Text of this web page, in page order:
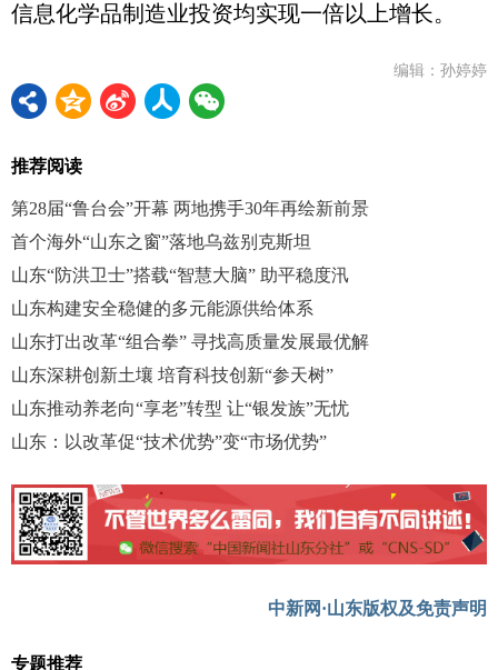
信息化学品制造业投资均实现一倍以上增长。
编辑：孙婷婷
推荐阅读
第28届“鲁台会”开幕 两地携手30年再绘新前景
首个海外“山东之窗”落地乌兹别克斯坦
山东“防洪卫士”搭载“智慧大脑” 助平稳度汛
山东构建安全稳健的多元能源供给体系
山东打出改革“组合拳” 寻找高质量发展最优解
山东深耕创新土壤 培育科技创新“参天树”
山东推动养老向“享老”转型 让“银发族”无忧
山东：以改革促“技术优势”变“市场优势”
中新网·山东版权及免责声明
专题推荐